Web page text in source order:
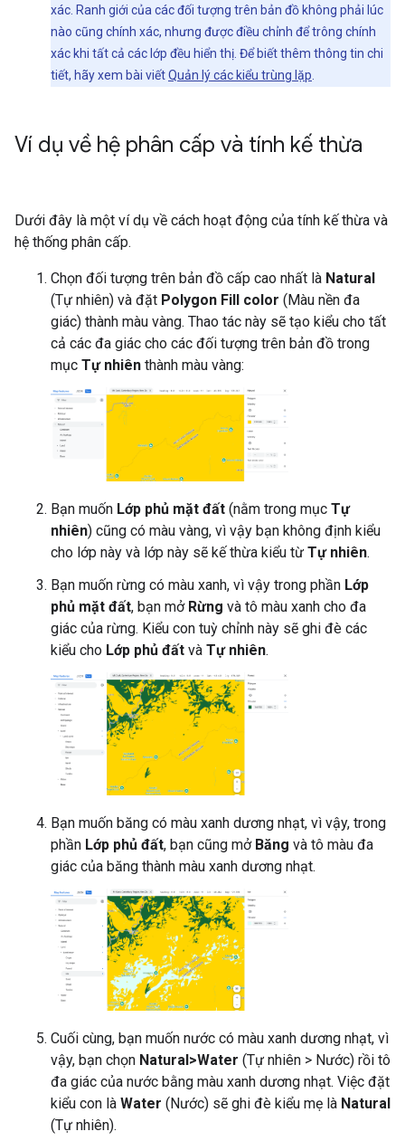
xác. Ranh giới của các đối tượng trên bản đồ không phải lúc
nào cũng chính xác, nhưng được điều chỉnh để trông chính
xác khi tất cả các lớp đều hiển thị. Để biết thêm thông tin chi
tiết, hãy xem bài viếtQuản lý các kiểu trùng lặp
Ví dụ về hệ phân cấp và tính kế thừa
Dưới đây là một ví dụ về cách hoạt động của tính kế thừa và
hệ thống phân cấp.
Chọn đối tượng trên bản đồ cấp cao nhất là Natural
(Tự nhiên) và đặt Polygon Fill color (Màu nền đa
giác) thành màu vàng. Thao tác này sẽ tạo kiểu cho tất
cả các đa giác cho các đối tượng trên bản đồ trong
mục Tự nhiên thành màu vàng:
Bạn muốn Lớp phủ mặt đất (nằm trong mục Tự
nhiên) cũng có màu vàng, vì vậy bạn không định kiểu
cho lớp này và lớp này sẽ kế thừa kiểu từ Tự nhiên.
Bạn muốn rừng có màu xanh, vì vậy trong phần Lớp
phủ mặt đất, bạn mở Rừng và tô màu xanh cho đa
giác của rừng. Kiểu con tuỳ chỉnh này sẽ ghi đè các
kiểu cho Lớp phủ đất và Tự nhiên.
Bạn muốn băng có màu xanh dương nhạt, vì vậy, trong
phần Lớp phủ đất, bạn cũng mở Băng và tô màu đa
giác của băng thành màu xanh dương nhạt.
Cuối cùng, bạn muốn nước có màu xanh dương nhạt, vì
vậy, bạn chọn Natural>Water (Tự nhiên > Nước) rồi tô
đa giác của nước bằng màu xanh dương nhạt. Việc đặt
kiểu con là Water (Nước) sẽ ghi đè kiểu mẹ là Natural
(Tự nhiên).